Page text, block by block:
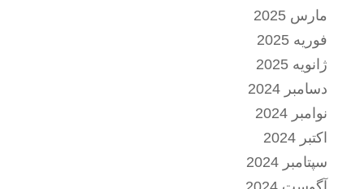
مارس 2025
فوریه 2025
ژانویه 2025
دسامبر 2024
نوامبر 2024
اکتبر 2024
سپتامبر 2024